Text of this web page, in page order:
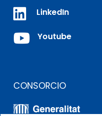
 LinkedIn
 Youtube
CONSORCIO